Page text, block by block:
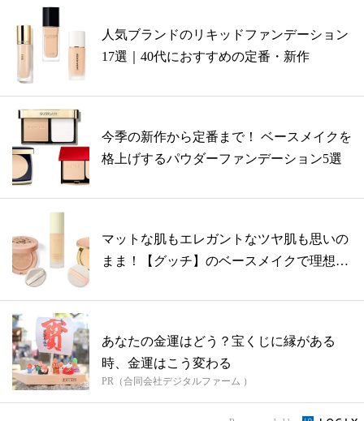
人気ブランドのリキッドファンデーション
17選｜40代におすすめの定番・新作
今季の新作から定番まで！ ベースメイクを
格上げするパウダーファンデーション5選
マットな肌もエレガントなツヤ肌も思いの
まま！【グッチ】のベースメイクで理想の
あなたの金運はどう？宝くじに縁がある
時、金運はこう変わる
PR（合同会社デジタルファーム ）